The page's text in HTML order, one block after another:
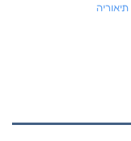
תיאוריה